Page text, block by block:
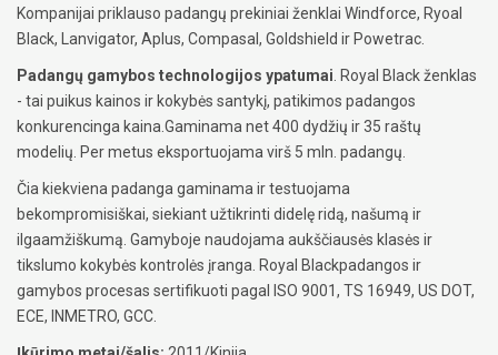
Kompanijai priklauso padangų prekiniai ženklai Windforce, Ryoal
Black, Lanvigator, Aplus, Compasal, Goldshield ir Powetrac.
Padangų gamybos technologijos ypatumai . Royal Black ženklas
- tai puikus kainos ir kokybės santykį, patikimos padangos
konkurencinga kaina.Gaminama net 400 dydžių ir 35 raštų
modelių. Per metus eksportuojama virš 5 mln. padangų.
Čia kiekviena padanga gaminama ir testuojama
bekompromisiškai, siekiant užtikrinti didelę ridą, našumą ir
ilgaamžiškumą. Gamyboje naudojama aukščiausės klasės ir
tikslumo kokybės kontrolės įranga. Royal Blackpadangos ir
gamybos procesas sertifikuoti pagal ISO 9001, TS 16949, US DOT,
ECE, INMETRO, GCC.